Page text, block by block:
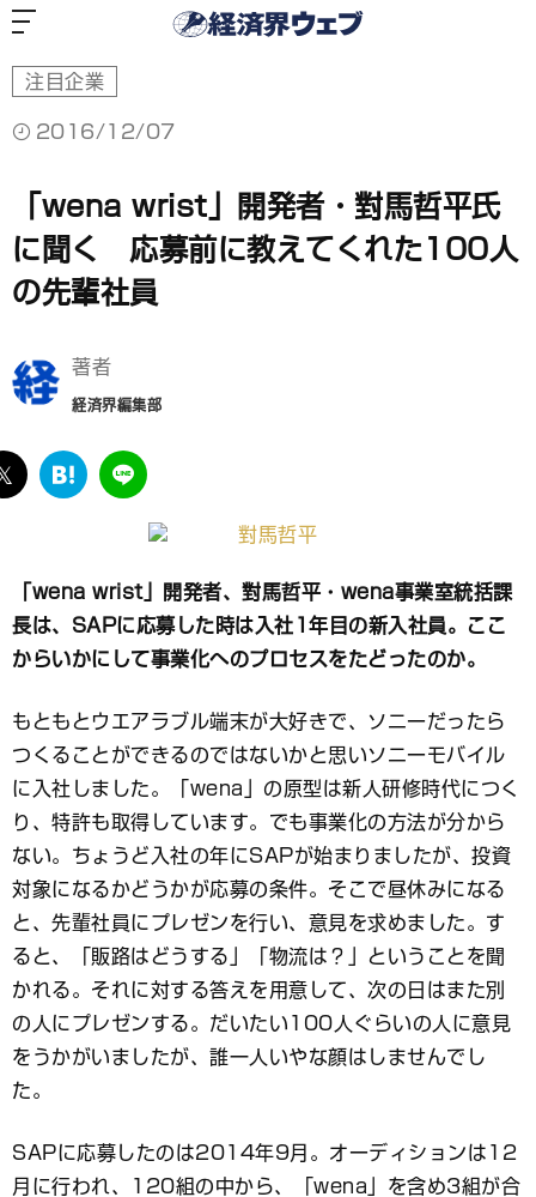
注目企業
2016/12/07
「wena wrist」開発者・對馬哲平氏
に聞く 応募前に教えてくれた100人
の先輩社員
著者
経済界編集部
twitter
は
ッ
ク
マ
ー
LINE
「wena wrist」開発者、對馬哲平・wena事業室統括課
長は、SAPに応募した時は入社1年目の新入社員。ここ
からいかにして事業化へのプロセスをたどったのか。
もともとウエアラブル端末が大好きで、ソニーだったら
つくることができるのではないかと思いソニーモバイル
に入社しました。「wena」の原型は新人研修時代につく
り、特許も取得しています。でも事業化の方法が分から
ない。ちょうど入社の年にSAPが始まりましたが、投資
対象になるかどうかが応募の条件。そこで昼休みになる
と、先輩社員にプレゼンを行い、意見を求めました。す
ると、「販路はどうする」「物流は？」ということを聞
かれる。それに対する答えを用意して、次の日はまた別
の人にプレゼンする。だいたい100人ぐらいの人に意見
をうかがいましたが、誰一人いやな顔はしませんでし
た。
SAPに応募したのは2014年9月。オーディションは12
月に行われ、120組の中から、「wena」を含め3組が合